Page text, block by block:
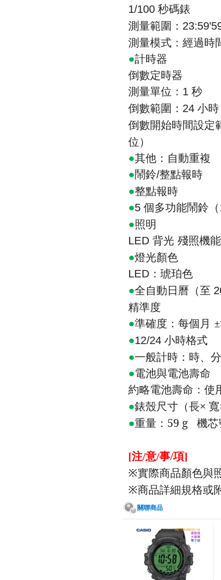
1/100 秒碼錶
測量範圍：
測量模式：經過時
●計時器
倒數定時器
測量單位： 1 秒
倒數範圍： 24 小時
倒數開始時間設定
位）
●其他：自動重複
●鬧鈴/整點報時
●整點報時
●5 個多功能鬧鈴（
●照明
LED 背光 殘照機能
●燈光顏色
LED ：琥珀色
●全自動日曆（至
精準度
●準確度：每個月 ±
●12/24 小時格式
●一般計時：時、
●電池與電池壽命
約略電池壽命：使
●錶殼尺寸（長×
●重量： 59 g 機
[注/意/事/項]
※實際商品顏色與
※商品詳細規格或
關聯商品